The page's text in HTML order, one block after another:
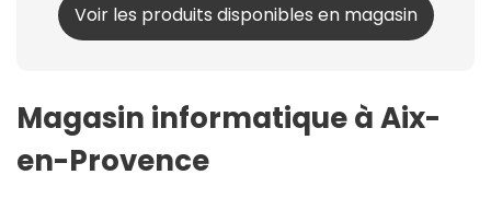
Voir les produits disponibles en magasin
Magasin informatique à Aix-
en-Provence